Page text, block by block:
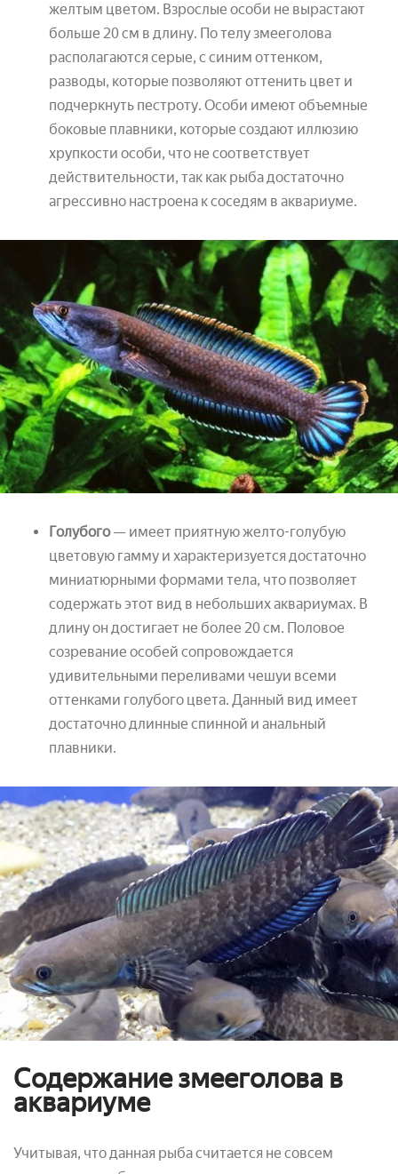
желтым цветом. Взрослые особи не вырастают
больше 20 см в длину. По телу змееголова
располагаются серые, с синим оттенком,
разводы, которые позволяют оттенить цвет и
подчеркнуть пестроту. Особи имеют объемные
боковые плавники, которые создают иллюзию
хрупкости особи, что не соответствует
действительности, так как рыба достаточно
агрессивно настроена к соседям в аквариуме.
Голубого— имеет приятную желто-голубую
цветовую гамму и характеризуется достаточно
миниатюрными формами тела, что позволяет
содержать этот вид в небольших аквариумах. В
длину он достигает не более 20 см. Половое
созревание особей сопровождается
удивительными переливами чешуи всеми
оттенками голубого цвета. Данный вид имеет
достаточно длинные спинной и анальный
плавники.
Содержание змееголова в
аквариуме
Учитывая, что данная рыба считается не совсем